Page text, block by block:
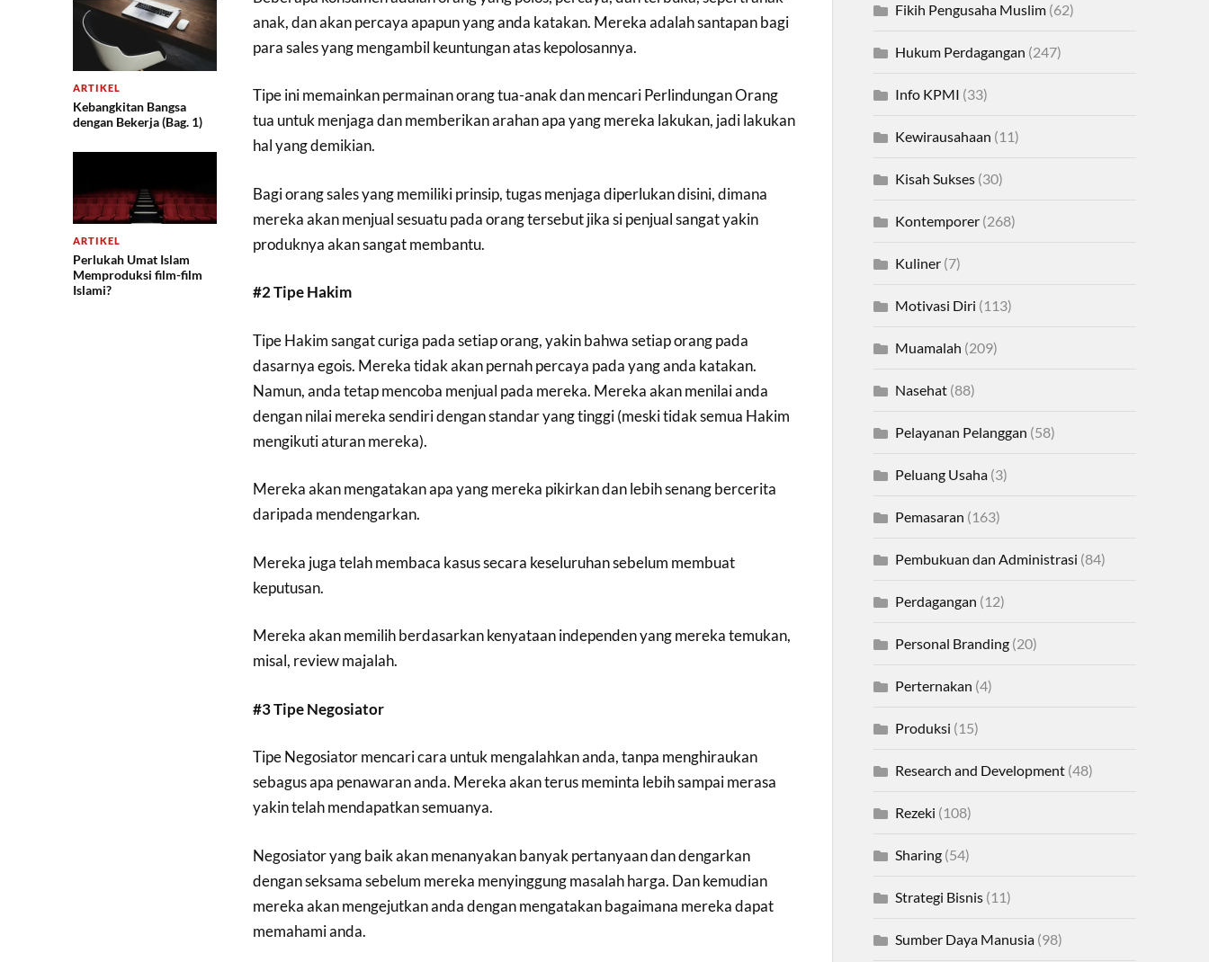
ARTIKEL
Kebangkitan Bangsa
dengan Bekerja (Bag. 1)
ARTIKEL
Perlukah Umat Islam
Memproduksi film-film
Islami?
anak, dan akan percaya apapun yang anda katakan. Mereka adalah santapan bagi
para sales yang mengambil keuntungan atas kepolosannya.
Tipe ini memainkan permainan orang tua-anak dan mencari Perlindungan Orang
tua untuk menjaga dan memberikan arahan apa yang mereka lakukan, jadi lakukan
hal yang demikian.
Bagi orang sales yang memiliki prinsip, tugas menjaga diperlukan disini, dimana
mereka akan menjual sesuatu pada orang tersebut jika si penjual sangat yakin
produknya akan sangat membantu.
#2 Tipe Hakim
Tipe Hakim sangat curiga pada setiap orang, yakin bahwa setiap orang pada
dasarnya egois. Mereka tidak akan pernah percaya pada yang anda katakan.
Namun, anda tetap mencoba menjual pada mereka. Mereka akan menilai anda
dengan nilai mereka sendiri dengan standar yang tinggi (meski tidak semua Hakim
mengikuti aturan mereka).
Mereka akan mengatakan apa yang mereka pikirkan dan lebih senang bercerita
daripada mendengarkan.
Mereka juga telah membaca kasus secara keseluruhan sebelum membuat
keputusan.
Mereka akan memilih berdasarkan kenyataan independen yang mereka temukan,
misal, review majalah.
#3 Tipe Negosiator
Tipe Negosiator mencari cara untuk mengalahkan anda, tanpa menghiraukan
sebagus apa penawaran anda. Mereka akan terus meminta lebih sampai merasa
yakin telah mendapatkan semuanya.
Negosiator yang baik akan menanyakan banyak pertanyaan dan dengarkan
dengan seksama sebelum mereka menyinggung masalah harga. Dan kemudian
mereka akan mengejutkan anda dengan mengatakan bagaimana mereka dapat
memahami anda.
Fikih Pengusaha Muslim(62)
Hukum Perdagangan (247)
Info KPMI (33)
Kewirausahaan (11)
Kisah Sukses(30)
Kontemporer(268)
Kuliner(7)
Motivasi Diri (113)
Muamalah (209)
Nasehat(88)
Pelayanan Pelanggan (58)
Peluang Usaha(3)
Pemasaran (163)
Pembukuan dan Administrasi (84)
Perdagangan (12)
Personal Branding(20)
Perternakan (4)
Produksi (15)
Research and Development(48)
Rezeki (108)
Sharing(54)
Strategi Bisnis(11)
Sumber Daya Manusia(98)